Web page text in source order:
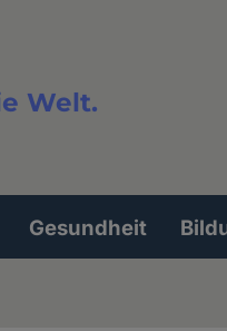
Welt.
Gesundheit